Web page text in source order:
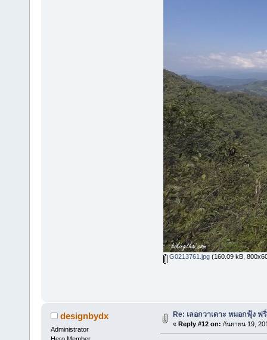
G0213761.jpg(160.09 kB,
designbydx
Administrator
Re: เลอกวาเดาะ หมอกฟุ้ง
« Reply #12 on: กันยายน 19,